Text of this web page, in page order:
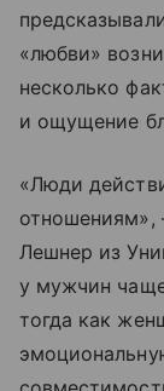
«любви»
несколько
и ощущение
«Люди
отношениям»,
Лешнер из
у мужчин
тогда как